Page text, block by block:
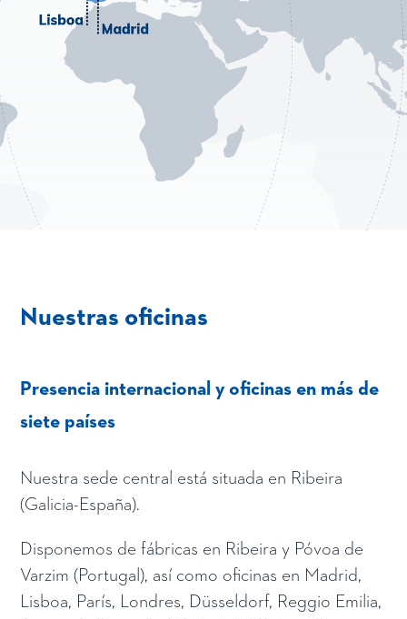
Nuestras oficinas
Presencia internacional y oficinas en más de
siete países
Nuestra sede central está situada en Ribeira
(Galicia-España).
Disponemos de fábricas en Ribeira y Póvoa de
Varzim (Portugal), así como oficinas en Madrid,
Lisboa, París, Londres, Düsseldorf, Reggio Emilia,